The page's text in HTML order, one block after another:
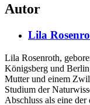
Autor
Lila
Lila Rosenroth,
Königsberg und
Mutter und einem
Studium der
Abschluss als eine